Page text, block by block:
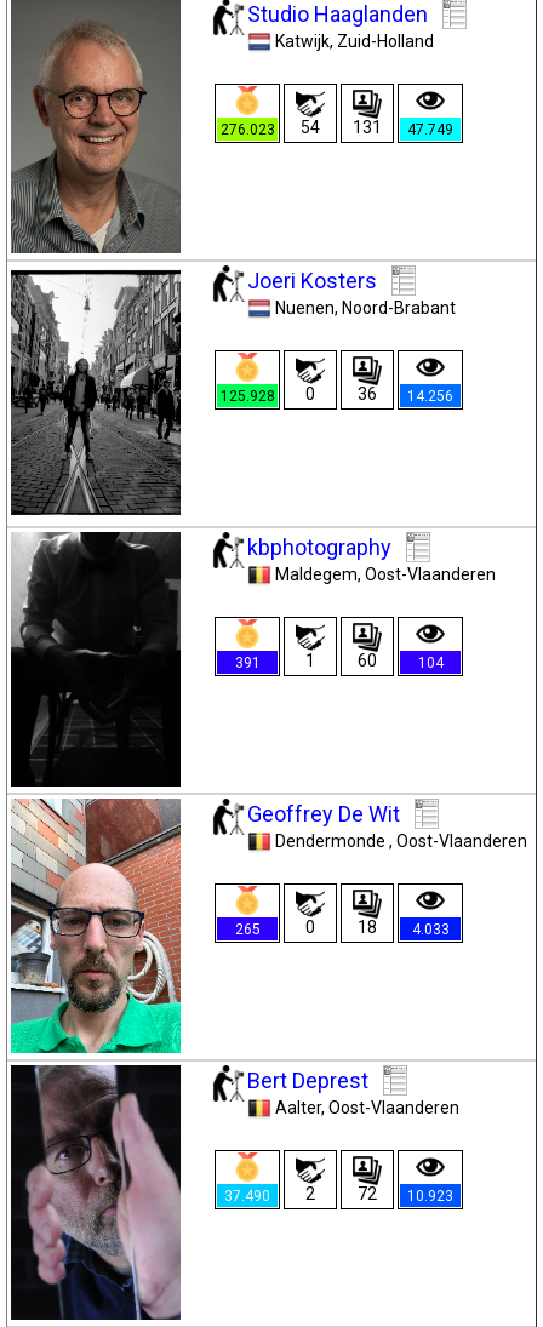
Studio Haaglanden
Katwijk, Zuid-Holland
276.023 54 131 47.749
Joeri Kosters
Nuenen, Noord-Brabant
125.928 0 36 14.256
kbphotography
Maldegem, Oost-Vlaanderen
391 1 60 104
Geoffrey De Wit
Dendermonde , Oost-Vlaanderen
265 0 18 4.033
Bert Deprest
Aalter, Oost-Vlaanderen
37.490 2 72 10.923